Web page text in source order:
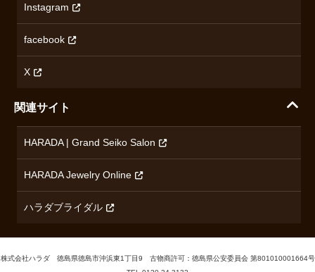
ロンジン
チューダー
ブランド一覧を見る
プライバシーポリシー
無断転載・商用利用について
コンテンツ制作ポリシーおよび生成AIの利用指針
Instagram
facebook
X
関連サイト
HARADA | Grand Seiko Salon
HARADA Jewelry Online
ハラダブライダル
株式会社ハラダ 徳島県徳島市沖浜東1丁目9 古物商許可：徳島県公安委員会 第801010001664号